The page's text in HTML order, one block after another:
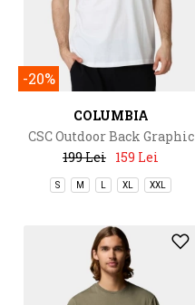
-20%
COLUMBIA
CSC Outdoor Back Graphic
Tee
199 Lei 159 Lei
S M XL XXL